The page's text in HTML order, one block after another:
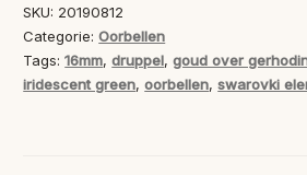
16mm
aantal
SKU: 20190812
Categorie:Oorbellen
Tags:16mm,druppel,goud over
iridescent green,oorbellen,swarovki